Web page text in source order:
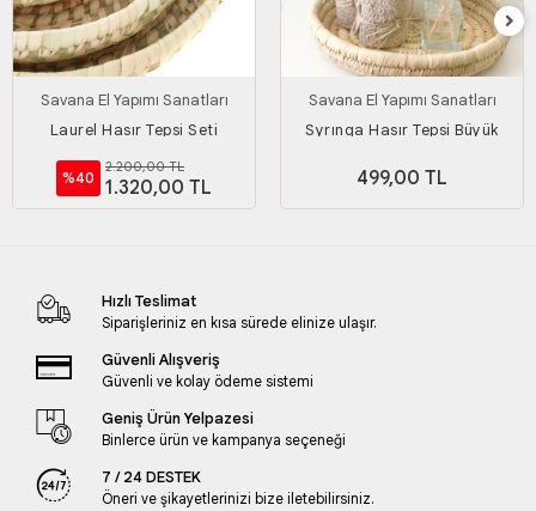
Savana El Yapımı Sanatları
Laurel Hasır Tepsi Seti
%40
2.200,00 TL
1.320,00 TL
Savana El Yapımı Sanatları
Syrınga Hasır Tepsi Büyük
499,00 TL
Hızlı Teslimat
Siparişleriniz en kısa sürede elinize ulaşır.
Güvenli Alışveriş
Güvenli ve kolay ödeme sistemi
Geniş Ürün Yelpazesi
Binlerce ürün ve kampanya seçeneği
7 / 24 DESTEK
Öneri ve şikayetlerinizi bize iletebilirsiniz.